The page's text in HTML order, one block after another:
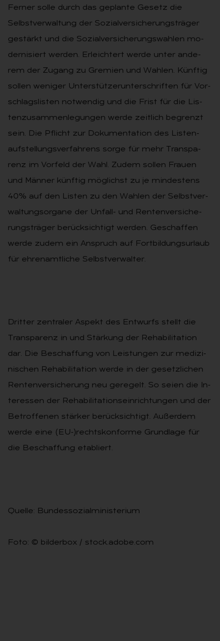
Fer­ner solle durch das ge­plan­te Ge­setz die
Selbst­ver­wal­tung der So­zi­al­ver­si­che­rungs­trä­ger
ge­stärkt und die So­zi­al­ver­si­che­rungs­wah­len mo­
der­ni­siert wer­den. Er­leich­tert werde unter an­de­
rem der Zu­gang zu Gre­mi­en und Wah­len. Künftig
sollen we­ni­ger Un­ter­stüt­zer­un­ter­schrif­ten für Vor­
schlags­lis­ten not­wen­dig und die Frist für die Lis­
ten­zu­sam­men­le­gun­gen werde zeit­lich be­grenzt
sein. Die Pflicht zur Do­ku­men­ta­ti­on des Lis­ten­
auf­stel­lungs­ver­fah­rens sorge für mehr Trans­pa­
renz im Vor­feld der Wahl. Zudem sol­len Frau­en
und Män­ner künf­tig mög­lichst zu je min­des­tens
40% auf den Lis­ten zu den Wah­len der Selbst­ver­
wal­tungs­or­ga­ne der Un­fall- und Ren­ten­ver­si­che­
rungs­trä­ger be­rück­sich­tigt wer­den. Ge­schaf­fen
werde zudem ein An­spruch auf Fort­bil­dungs­ur­laub
für eh­ren­amt­li­che Selbst­ver­wal­ter.
Drit­ter zen­tra­ler As­pekt des Entwurfs stellt die
Trans­pa­renz in und Stär­kung der Re­ha­bi­li­ta­ti­on
dar. Die Be­schaf­fung von Leis­tun­gen zur me­di­zi­
ni­schen Re­ha­bi­li­ta­ti­on werde in der ge­setz­li­chen
Ren­ten­ver­si­che­rung neu ge­re­gelt. So seien die In­
ter­es­sen der Re­ha­bi­li­ta­ti­ons­ein­rich­tun­gen und der
Be­trof­fe­nen stär­ker be­rück­sich­tigt. Au­ßer­dem
werde eine (EU-)rechts­kon­for­me Grund­la­ge für
die Be­schaf­fung eta­bliert.
Quelle: Bundessozialministerium
Foto: © bilderbox / stock.adobe.com